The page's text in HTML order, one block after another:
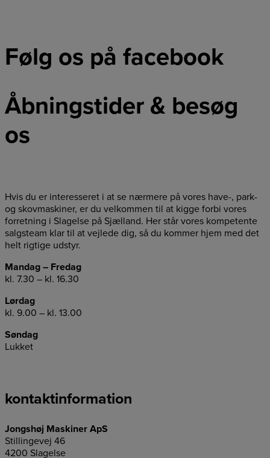
Følg os på facebook
Åbningstider & besøg
os
Hvis du er interesseret i at se nærmere på vores have-, park-
og skovmaskiner, er du velkommen til at kigge forbi vores
forretning i Slagelse på Sjælland. Her står vores kompetente
salgsteam klar til at vejlede dig, så du kommer hjem med det
helt rigtige udstyr.
Mandag – Fredag
kl. 7.30 – kl. 16.30
Lørdag
kl. 9.00 – kl. 13.00
Søndag
Lukket
kontaktinformation
Jongshøj Maskiner ApS
Stillingevej 46
4200 Slagelse